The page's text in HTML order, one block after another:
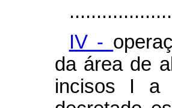
IV -
da área de
incisos I